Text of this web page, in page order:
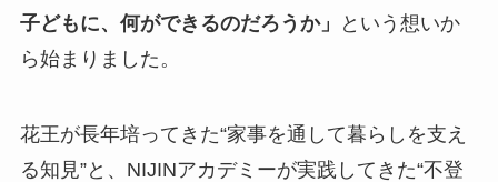
子どもに、何ができるのだろうか」
という想いか
ら始まりました。
花王が長年培ってきた“家事を通して暮らしを支え
る知見”と、NIJINアカデミーが実践してきた“不登